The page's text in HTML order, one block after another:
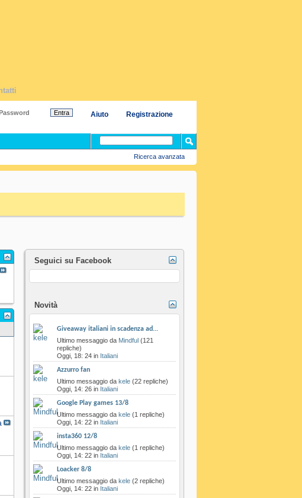
Registrazione
Aiuto
Ricerca avanzata
Seguici su Facebook
Novità
Giveaway italiani in scadenza ad...
‎Ultimo messaggio da Mindful ‎(121
repliche)
Oggi, 18: 24 in Italiani
Azzurro fan
‎Ultimo messaggio da kele ‎(22 repliche)
Oggi, 14: 26 in Italiani
Google Play games 13/8
‎Ultimo messaggio da kele ‎(1 repliche)
Oggi, 14: 22 in Italiani
insta360 12/8
‎Ultimo messaggio da kele ‎(1 repliche)
Oggi, 14: 22 in Italiani
Loacker 8/8
‎Ultimo messaggio da kele ‎(2 repliche)
Oggi, 14: 22 in Italiani